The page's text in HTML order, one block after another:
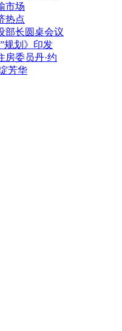
市场
热点
部长圆桌会议
规划》印发
房委员丹·约
芳华